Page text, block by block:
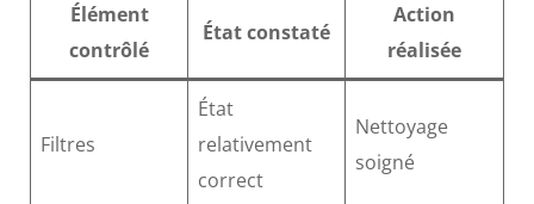
Élément
contrôlé
État constaté
Action
réalisée
Filtres
État
relativement
correct
Nettoyage
soigné